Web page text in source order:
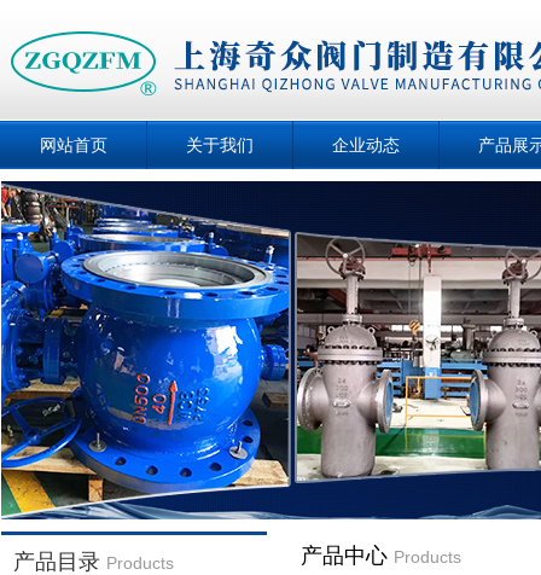
网站首页 关于我们 企业动态 产品展
产品目录 Products 产品中心 Products